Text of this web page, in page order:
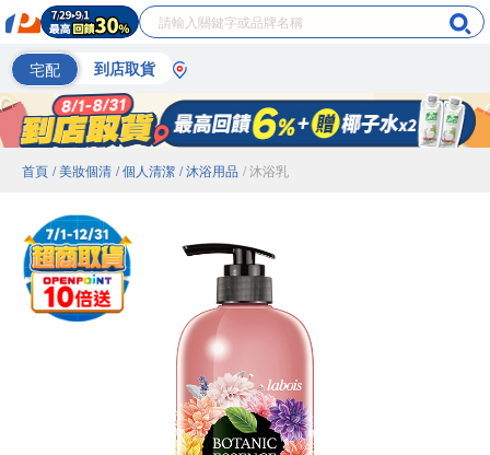
宅配 到店取貨
首頁 / 美妝個清 / 個人清潔 / 沐浴用品 / 沐浴乳